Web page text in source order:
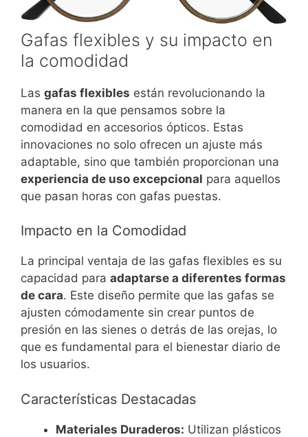
Gafas flexibles y su impacto en
la comodidad
Las gafas flexibles están revolucionando la
manera en la que pensamos sobre la
comodidad en accesorios ópticos. Estas
innovaciones no solo ofrecen un ajuste más
adaptable, sino que también proporcionan una
experiencia de uso excepcional para aquellos
que pasan horas con gafas puestas.
Impacto en la Comodidad
La principal ventaja de las gafas flexibles es su
capacidad para adaptarse a diferentes formas
de cara. Este diseño permite que las gafas se
ajusten cómodamente sin crear puntos de
presión en las sienes o detrás de las orejas, lo
que es fundamental para el bienestar diario de
los usuarios.
Características Destacadas
Materiales Duraderos: Utilizan plásticos